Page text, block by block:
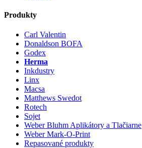
Produkty
Carl Valentin
Donaldson BOFA
Godex
Herma
Inkdustry
Linx
Macsa
Matthews Swedot
Rotech
Sojet
Weber Bluhm Aplikátory a Tlačiarne
Weber Mark-O-Print
Repasované produkty